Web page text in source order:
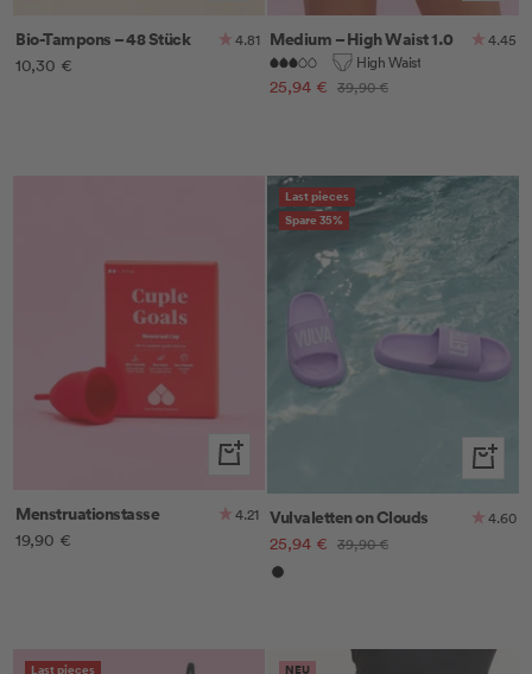
Bio-Tampons – 48 Stück 4.81
Angebotspreis
10,30 €
Medium – High Waist 1.0
4.45
High Waist
Angebotspreis
25,94 € Regulärer
39,90 €
In
Warenkorb
Menstruationstasse 4.21
Angebotspreis
19,90 €
Last pieces
Spare 35%
Vulvaletten on Clouds 4.60
Angebotspreis
25,94 € Regulärer
39,90 €
Schwarz
Last pieces
NEU